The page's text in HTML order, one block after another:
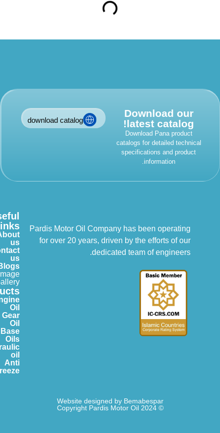
Download our
latest catalog!
Download Pana product
catalogs for detailed
specifications and product
information.
download catalog
Pardis Motor Oil Company has been operating
for over 20 years, driven by the efforts of our
dedicated team of engineers.
Useful
Links
About
us
Contact
Gallery
Products
Engine
Hydraulic
Freeze
Website designed by Bemabespar